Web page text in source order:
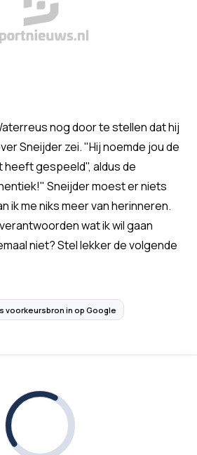
nog door te stellen dat hij
Sneijder zei. "Hij noemde jou de
heeft gespeeld", aldus de
Sneijder moest er niets
ik me niks meer van herinneren.
wat ik wil gaan
niet? Stel lekker de volgende
voorkeursbron in op Google